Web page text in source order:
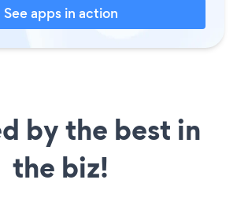
See apps in action
by the best in
the biz!